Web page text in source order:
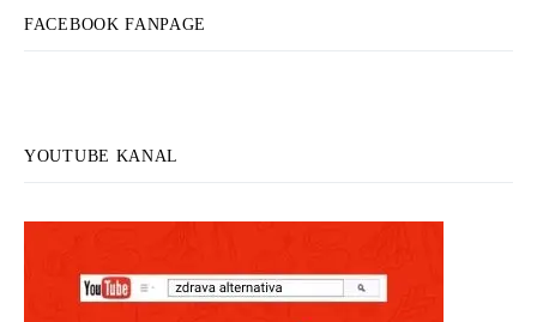
FACEBOOK FANPAGE
YOUTUBE KANAL